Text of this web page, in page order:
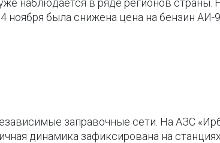
наблюдается в ряде регионов
ноября была снижена цена на бензин АИ-
заправочные сети. На АЗС
динамика зафиксирована на